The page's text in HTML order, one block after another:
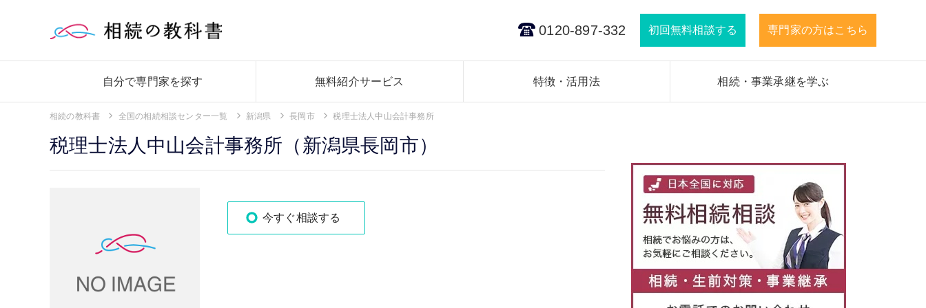
0120-897-332 初回無料相談する 専門家の方はこちら
自分で専門家を探す 無料紹介サービス 特徴・活用法 相続・事業承継を学ぶ
相続の教科書 全国の相続相談センター一覧 新潟県 長岡市 税理士法人中山会計事務所
税理士法人中山会計事務所（新潟県長岡市）
今すぐ相談する